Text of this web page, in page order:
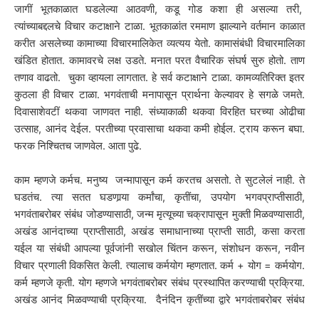
जागीं भूतकाळात घडलेल्या आठवणी, कडू गोड कशा ही असल्या तरी,
त्यांच्याबद्दलचे विचार कटाक्षाने टाळा. भूतकाळांत रममाण झाल्याने वर्तमान काळात
करीत असलेच्या कामाच्या विचारमालिकेत व्यत्यय येतो. कामासंबंधी विचारमालिका
खंडित होतात. कामावरचे लक्ष उडते. मनात परत वैचारिक संघर्ष सुरु होतो. ताण
तणाव वाढतो. चुका व्हायला लागतात. हे सर्व कटाक्षाने टाळा. कामव्यतिरिक्त इतर
कुठला ही विचार टाळा. भगवंताची मनापासून प्रार्थना केल्यावर हे सगळे जमते.
दिवासाशेवटीं थकवा जाणवत नाही. संध्याकाळी थकवा विरहित घरच्या ओढीचा
उत्साह, आनंद देईल. परतीच्या प्रवासाचा थकवा कमी होईल. ट्राय करून बघा.
फरक निश्चितच जाणवेल. आता पुढे.
काम म्हणजे कर्मच. मनुष्य जन्मापासून कर्म करतच असतो. ते सुटलेलं नाही. ते
घडतंच. त्या सतत घडणार्‍या कर्मांचा, कृतींचा, उपयोग भगवप्राप्तीसाठी,
भगवंताबरोबर संबंध जोडण्यासाठी, जन्म मृत्यूच्या चक्रापासून मुक्ती मिळवण्यासाठी,
अखंड आनंदाच्या प्राप्तीसाठी, अखंड समाधानाच्या प्राप्ती साठी, कसा करता
यईल या संबंधी आपल्या पूर्वजांनी सखोल चिंतन करून, संशोधन करून, नवीन
विचार प्रणाली विकसित केली. त्यालाच कर्मयोग म्हणतात. कर्म + योग = कर्मयोग.
कर्म म्हणजे कृती. योग म्हणजे भगवंताबरोबर संबंध प्रस्थापित करण्याची प्रक्रिया.
अखंड आनंद मिळवण्याची प्रक्रिया. दैनंदिन कृतींच्या द्वारे भगवंताबरोबर संबंध